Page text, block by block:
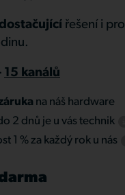
řešení i pro
15 kanálů
na náš hardware
2 dnů je u vás technik
1 % za každý rok u nás